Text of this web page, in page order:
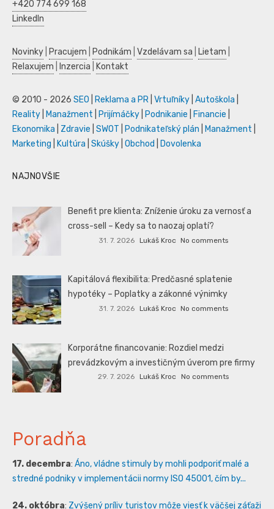
+420 774 699 168
LinkedIn
Novinky Pracujem Podnikám Vzdelávam sa Lietam
Relaxujem
Inzercia Kontakt
© 2010 - 2026 SEO Reklama a PR Vrtuľníky Autoškola
Reality
Manažment Prijímáčky Podnikanie Financie
Ekonomika
Zdravie SWOT Podnikateľský plán Manažment
Marketing
Kultúra Skúšky Obchod Dovolenka
NAJNOVŠIE
Benefit pre klienta: Zníženie úroku za vernosť a
cross-sell – Kedy sa to naozaj oplatí?
31. 7. 2026 Lukáš Kroc No comments
Kapitálová flexibilita: Predčasné splatenie
hypotéky – Poplatky a zákonné výnimky
31. 7. 2026 Lukáš Kroc No comments
Korporátne financovanie: Rozdiel medzi
prevádzkovým a investičným úverom pre firmy
29. 7. 2026 Lukáš Kroc No comments
Poradňa
17. decembra: Áno, vládne stimuly by mohli podporiť malé a
stredné podniky v implementácii normy ISO 45001, čím by...
24. októbra: Zvýšený príliv turistov môže viesť k väčšej záťaži